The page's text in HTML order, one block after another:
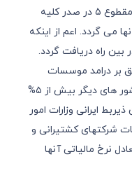
حمل کالا و امثال آنها از ایران بطور مقطوع ٥ در صدر کلیه
می گردد. اعم از اینکه
بین راه دریافت گردد.
بر درامد موسسات
کشتیرانی و هواپیمایی ایرانی در کشور های دیگر بیش از ٥%
ایرانی وزارات امور
شرکتهای کشتیرانی و
نرخ مالیاتی آنها